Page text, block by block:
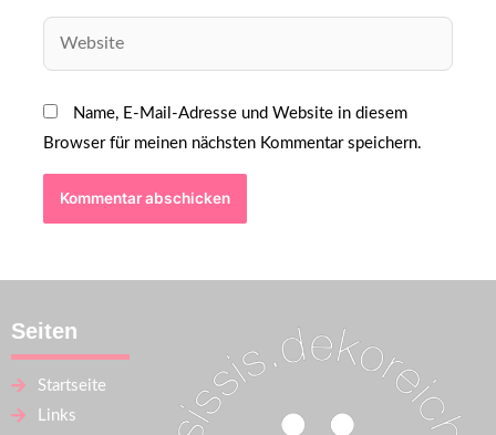
Name, E-Mail-Adresse und Website in diesem
Browser für meinen nächsten Kommentar speichern.
Seiten
Startseite
Links